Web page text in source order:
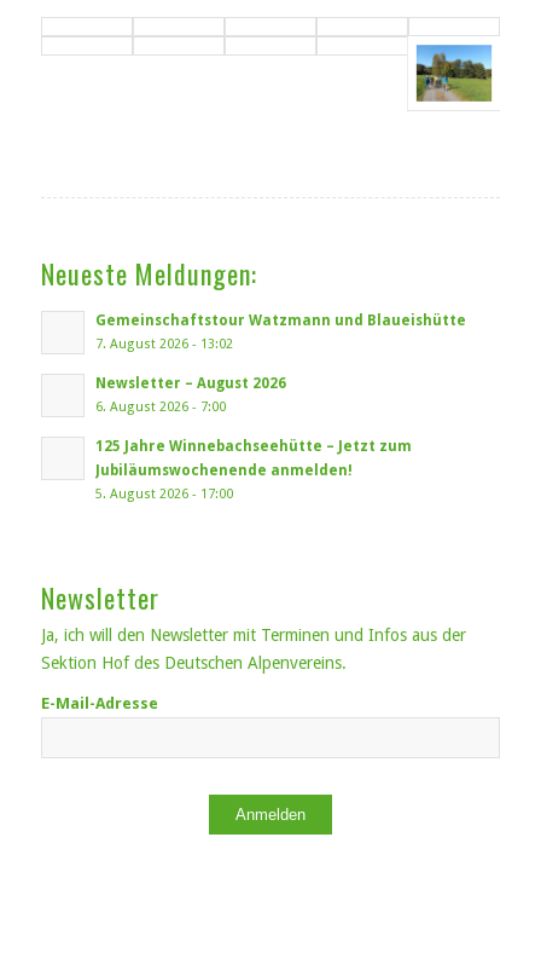
Neueste Meldungen:
Gemeinschaftstour Watzmann und Blaueishütte
7. August 2026 - 13:02
Newsletter – August 2026
6. August 2026 - 7:00
125 Jahre Winnebachseehütte – Jetzt zum
Jubiläumswochenende anmelden!
5. August 2026 - 17:00
Newsletter
Ja, ich will den Newsletter mit Terminen und Infos aus der
Sektion Hof des Deutschen Alpenvereins.
E-Mail-Adresse
Anmelden